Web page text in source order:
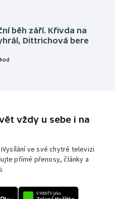
běh září. Křivda na
Dittrichová bere
vždy u sebe i na
ve své chytré televizi
přímé přenosy, články a